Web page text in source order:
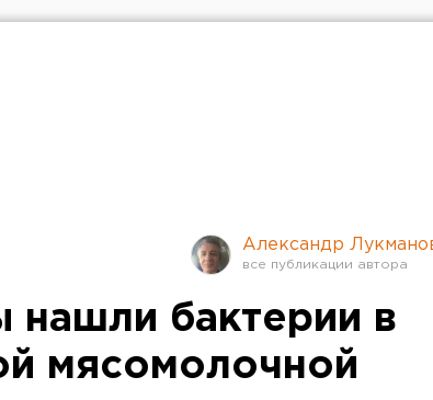
Александр
нашли бактерии в
мясомолочной